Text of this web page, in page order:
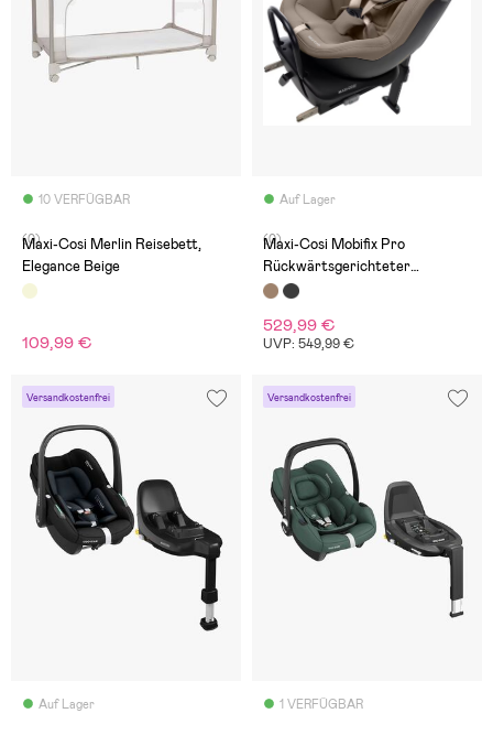
10 VERFÜGBAR
(0)
Maxi-Cosi Merlin Reisebett,
Elegance Beige
109,99 €
Auf Lager
(0)
Maxi-Cosi Mobifix Pro
Rückwärtsgerichteter
Kindersitz, Authentic Truffle
529,99 €
UVP: 549,99 €
Versandkostenfrei
Auf Lager
Versandkostenfrei
1 VERFÜGBAR